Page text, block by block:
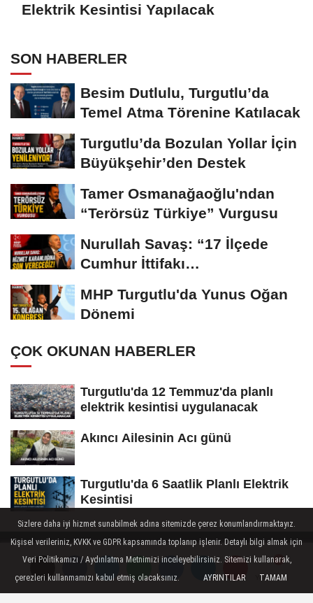
Yorumlar
Yorumlar
Elektrik Kesintisi Yapılacak
SON HABERLER
Besim Dutlulu, Turgutlu’da
Temel Atma Törenine Katılacak
Turgutlu’da Bozulan Yollar İçin
Büyükşehir’den Destek
Tamer Osmanağaoğlu'ndan
“Terörsüz Türkiye” Vurgusu
Nurullah Savaş: “17 İlçede
Cumhur İttifakı
MHP Turgutlu'da Yunus Oğan
Dönemi
ÇOK OKUNAN HABERLER
Turgutlu'da 12 Temmuz'da planlı
elektrik kesintisi uygulanacak
Akıncı Ailesinin Acı günü
Turgutlu'da 6 Saatlik Planlı Elektrik
Kesintisi
Künye İletişim Çerez Politikası Gizlilik İlkeleri
Sizlere daha iyi hizmet sunabilmek adına sitemizde çerez konumlandırmaktayız.
Kişisel verileriniz, KVKK ve GDPR kapsamında toplanıp işlenir. Detaylı bilgi almak için
Veri Politikamızı / Aydınlatma Metnimizi inceleyebilirsiniz. Sitemizi kullanarak,
çerezleri kullanmamızı kabul etmiş olacaksınız.
AYRINTILAR TAMAM